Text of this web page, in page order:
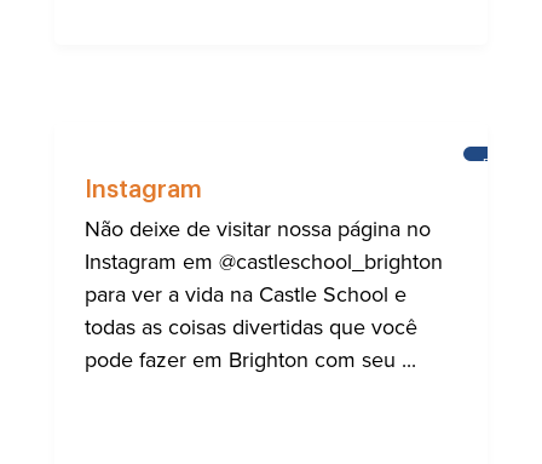
Instagram
Não deixe de visitar nossa página no
Instagram em @castleschool_brighton
para ver a vida na Castle School e
todas as coisas divertidas que você
pode fazer em Brighton com seu ...